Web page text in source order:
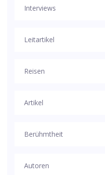
Interviews
Leitartikel
Reisen
Artikel
Berühmtheit
Autoren